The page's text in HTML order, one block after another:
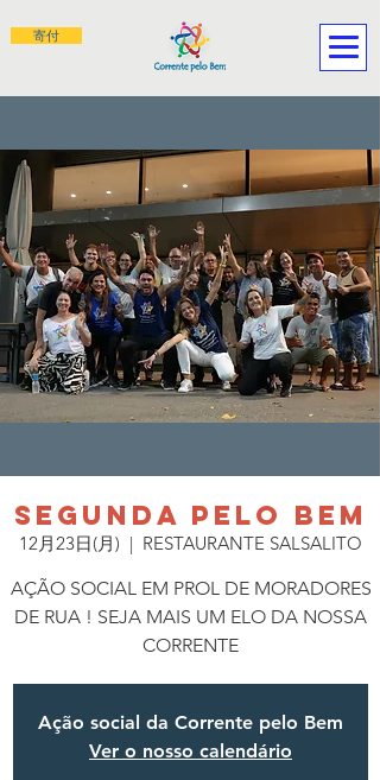
寄付
SEGUNDA PELO BEM
12月23日(月)
  |
RESTAURANTE SALSALITO
AÇÃO SOCIAL EM PROL DE MORADORES
DE RUA ! SEJA MAIS UM ELO DA NOSSA
CORRENTE
Ação social da Corrente pelo Bem
Ver o nosso calendário